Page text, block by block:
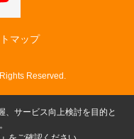
マップ
Reserved.
、サービス向上検討を目的と